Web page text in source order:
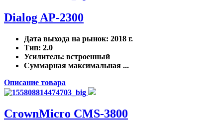
Dialog AP-2300
Дата выхода на рынок: 2018 г.
Тип: 2.0
Усилитель: встроенный
Суммарная максимальная ...
Описание товара
CrownMicro CMS-3800